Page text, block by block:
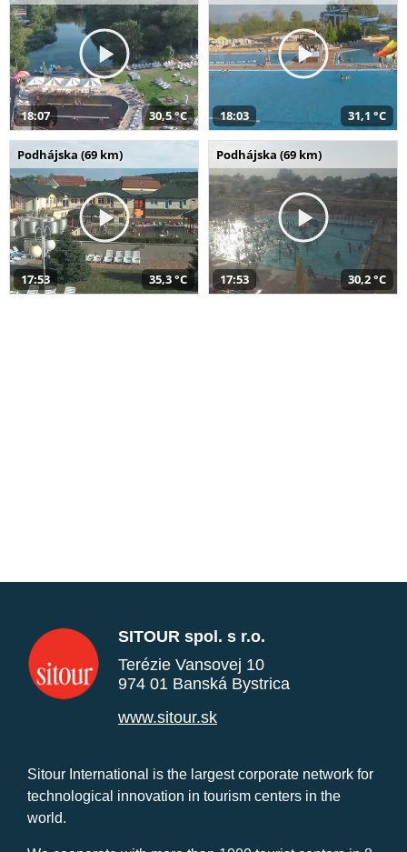
18:07 30,5 °C 18:03 31,1 °C
Podhájska (69 km)
17:53 35,3 °C
Podhájska (69 km)
17:53 30,2 °C
SITOUR spol. s r.o.
Terézie Vansovej 10
974 01 Banská Bystrica
www.sitour.sk
Sitour International is the largest corporate network for
technological innovation in tourism centers in the
world.